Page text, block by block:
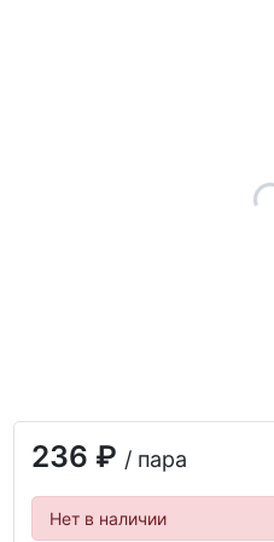
236 ₽ / пара
Нет в наличии